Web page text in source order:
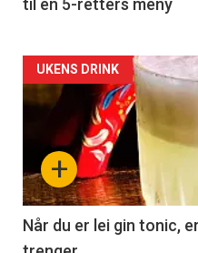
til en 5-retters meny
Forsiden
akkurat
nå
-
6
+
UKENS DRINK
Når du er lei gin tonic,